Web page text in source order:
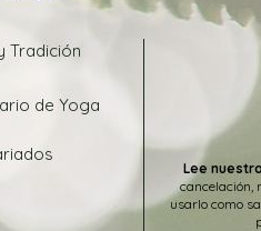
Tradición
de Yoga
Lee
cancelación,
usarlo como